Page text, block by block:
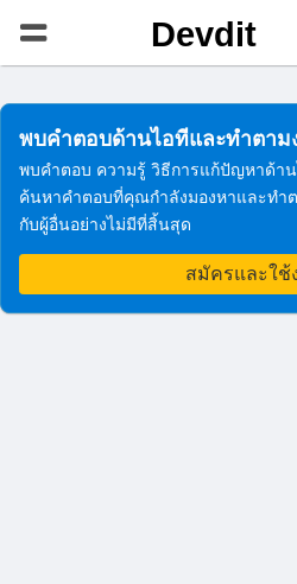
Devdit
พบคำตอบด้านไอทีและทำตาม
พบคำตอบ ความรู้ วิธีการแก้ปัญหาด้า
ค้นหาคำตอบที่คุณกำลังมองหาและทำ
กับผู้อื่นอย่างไม่มีที่สิ้นสุด
สมัครและใช้